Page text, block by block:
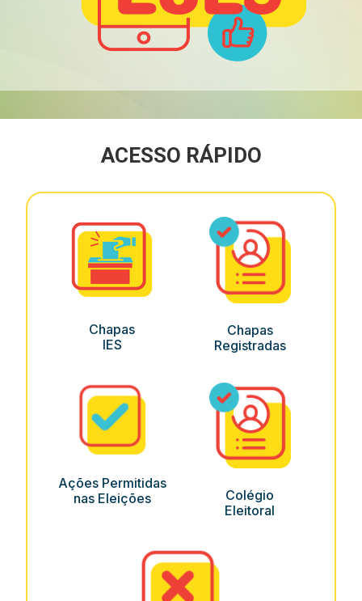
ACESSO RÁPIDO
Chapas
IES
Chapas
Registradas
Ações Permitidas
nas Eleições
Colégio
Eleitoral